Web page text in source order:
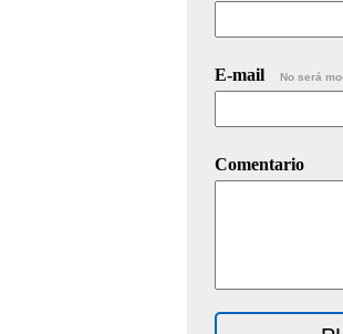
E-mail No será
Comentario